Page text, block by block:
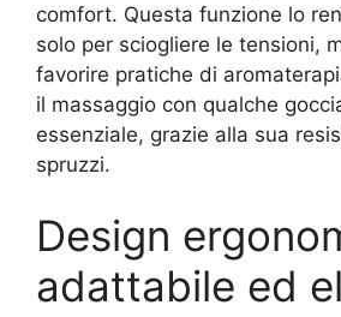
comfort. Questa funzione lo
solo per sciogliere le tensioni,
favorire pratiche di
il massaggio con qualche
essenziale, grazie alla sua
spruzzi.
Design
adattabile ed